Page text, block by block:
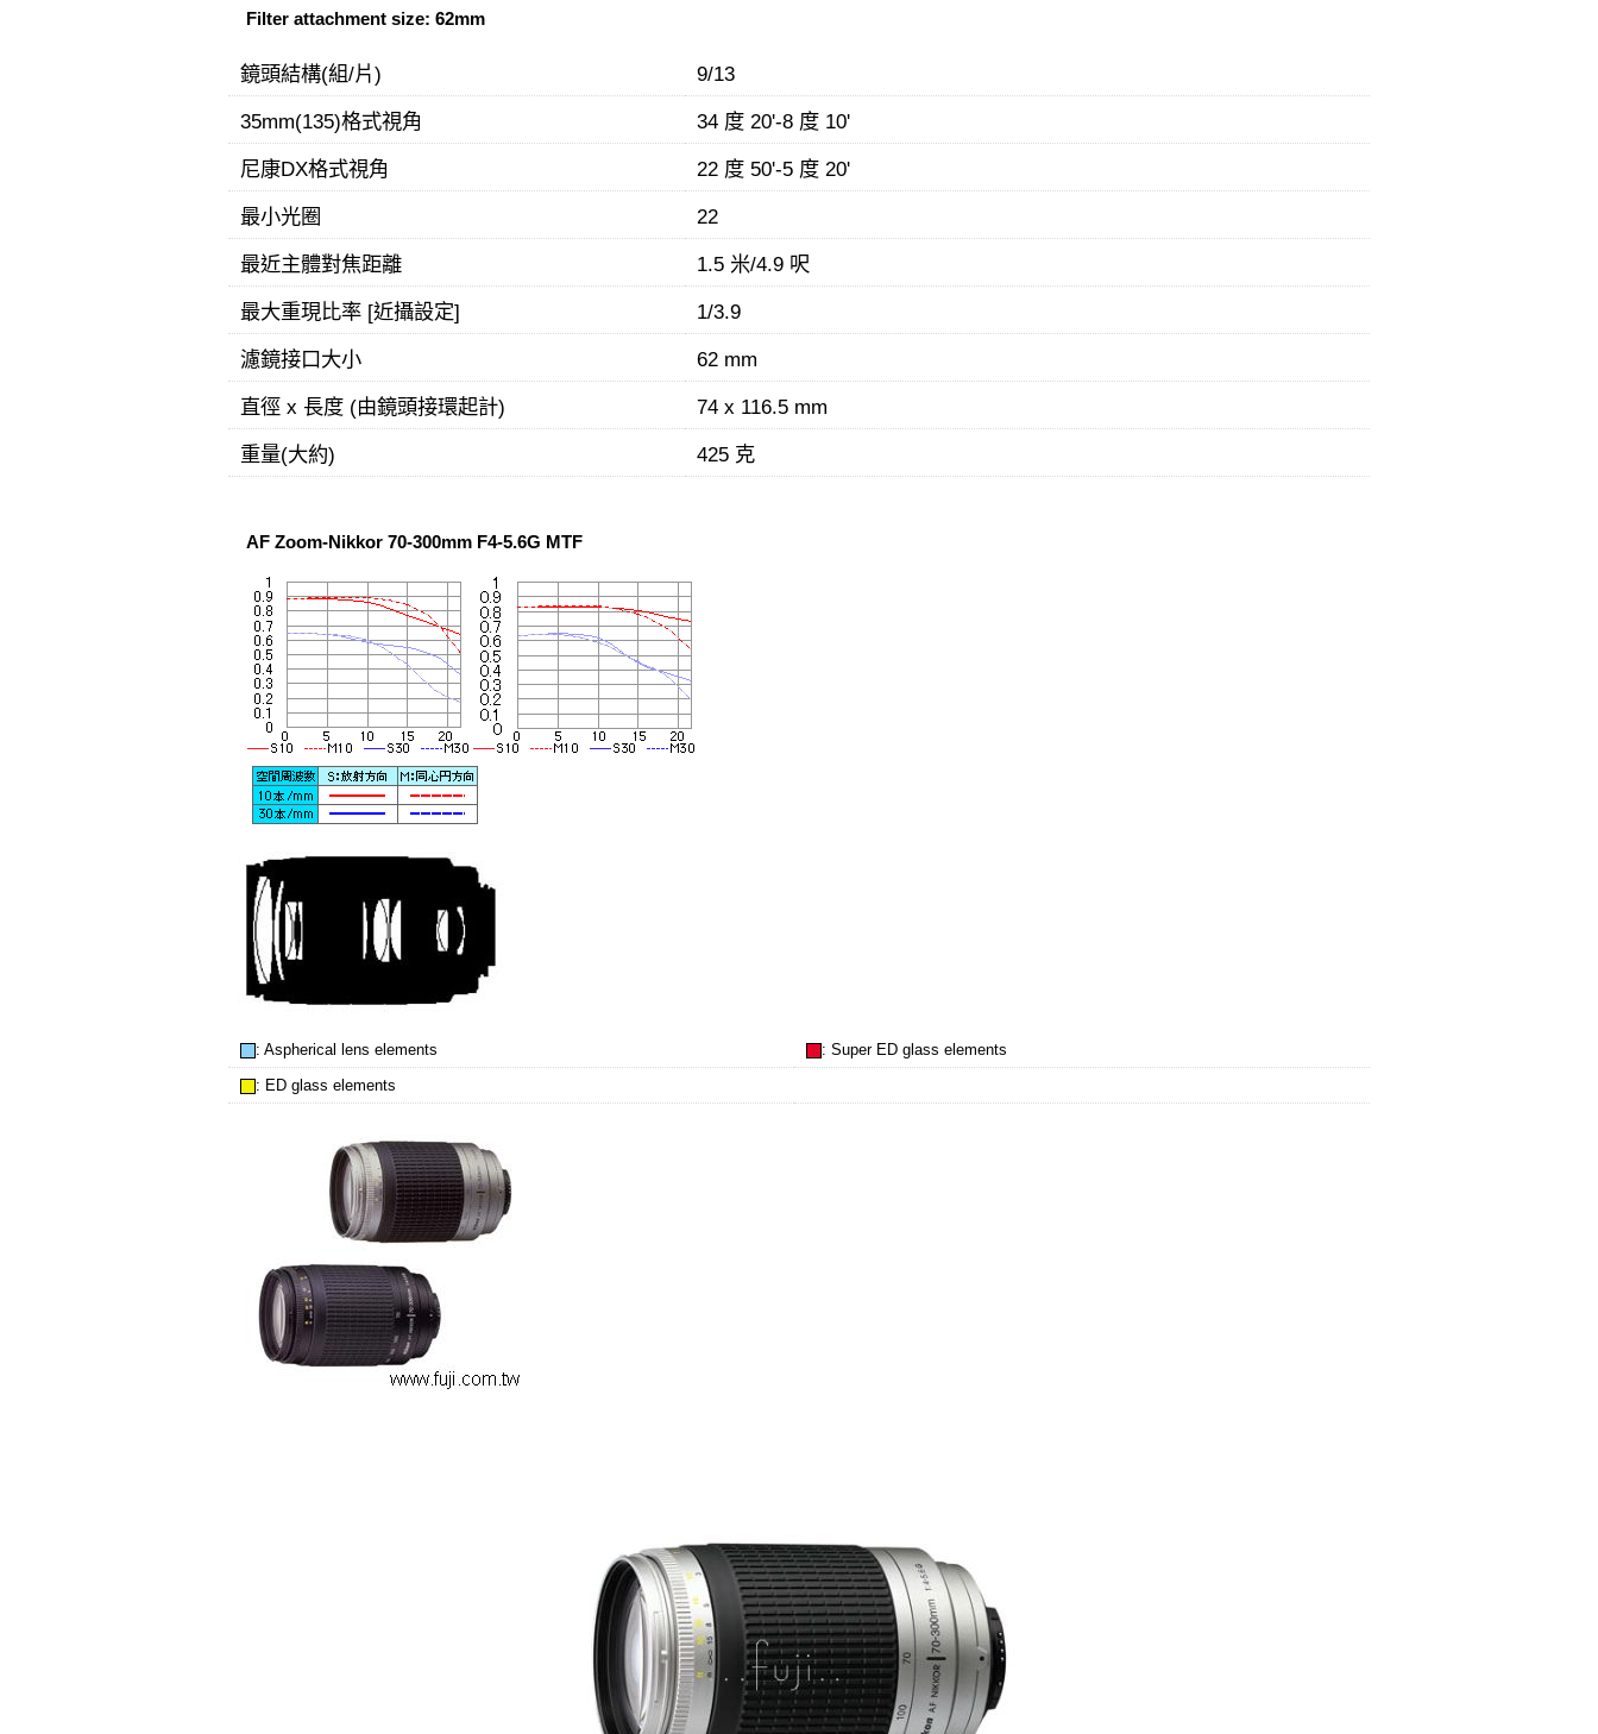
Filter attachment size: 62mm
鏡頭結構(組/片)
9/13
35mm(135)格式視角
34 度 20'-8 度 10'
尼康DX格式視角
22 度 50'-5 度 20'
最小光圈
22
最近主體對焦距離
1.5 米/4.9 呎
最大重現比率 [近攝設定]
1/3.9
濾鏡接口大小
62 mm
直徑 x 長度 (由鏡頭接環起計)
74 x 116.5 mm
重量(大約)
425 克
AF Zoom-Nikkor 70-300mm F4-5.6G MTF
: Aspherical lens elements
: Super ED glass elements
: ED glass elements